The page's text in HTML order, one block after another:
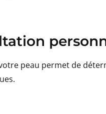
peau permet de